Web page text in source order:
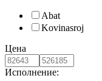
Abat
Kovinasroj
Цена
Исполнение: